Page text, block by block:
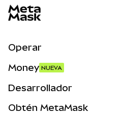
Operar
Activos del mundo real
Money NUEVA
Desarrollador
Obtén MetaMask